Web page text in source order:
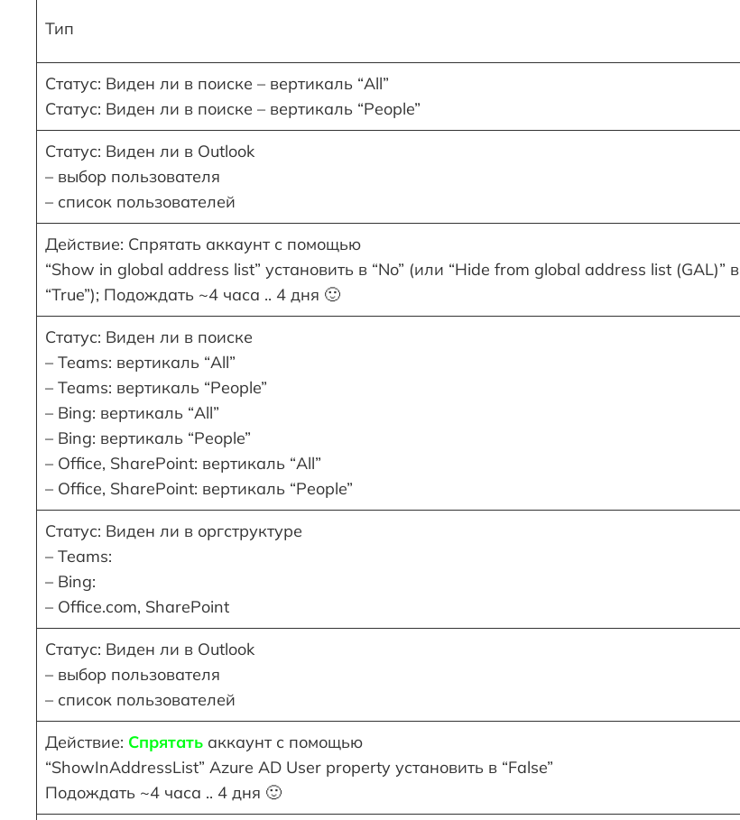
Тип
Статус: Виден ли в поиске – вертикаль “All”
Статус: Виден ли в поиске – вертикаль “People”
Статус: Виден ли в Outlook
– выбор пользователя
– список пользователей
Действие: Спрятать аккаунт с помощью
“Show in global address list” установить в “No” (или “Hide from global address list (GAL)” в
“True”); Подождать ~4 часа .. 4 дня 🙂
Статус: Виден ли в поиске
– Teams: вертикаль “All”
– Teams: вертикаль “People”
– Bing: вертикаль “All”
– Bing: вертикаль “People”
– Office, SharePoint: вертикаль “All”
– Office, SharePoint: вертикаль “People”
Статус: Виден ли в оргструктуре
– Teams:
– Bing:
– Office.com, SharePoint
Статус: Виден ли в Outlook
– выбор пользователя
– список пользователей
Действие: Спрятать аккаунт с помощью
“ShowInAddressList” Azure AD User property установить в “False”
Подождать ~4 часа .. 4 дня 🙂